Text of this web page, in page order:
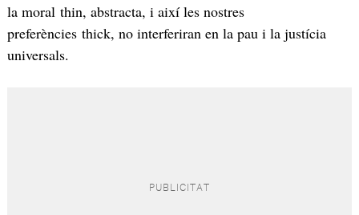
la moral thin, abstracta, i així les nostres
preferències thick, no interferiran en la pau i la justícia
universals.